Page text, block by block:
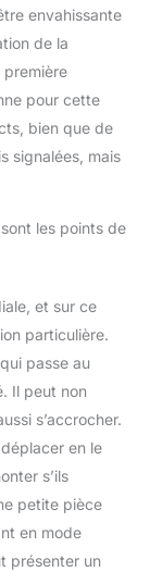
Sûr
et la
les
entrées
à
dans
envahissante
de la
première
pour cette
bien que de
signalées, mais
les points de
et sur ce
particulière.
passe au
Il peut non
s’accrocher.
en le
s’ils
petite pièce
en mode
présenter un